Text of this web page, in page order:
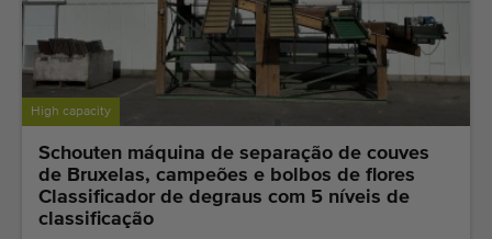
Últimas máquinas adicionadas
Alerta de Máquinas
Importe uma máquina
Maquinaria
Marcas
High capacity
Schouten máquina de separação de couves
de Bruxelas, campeões e bolbos de flores
Classificador de degraus com 5 níveis de
classificação